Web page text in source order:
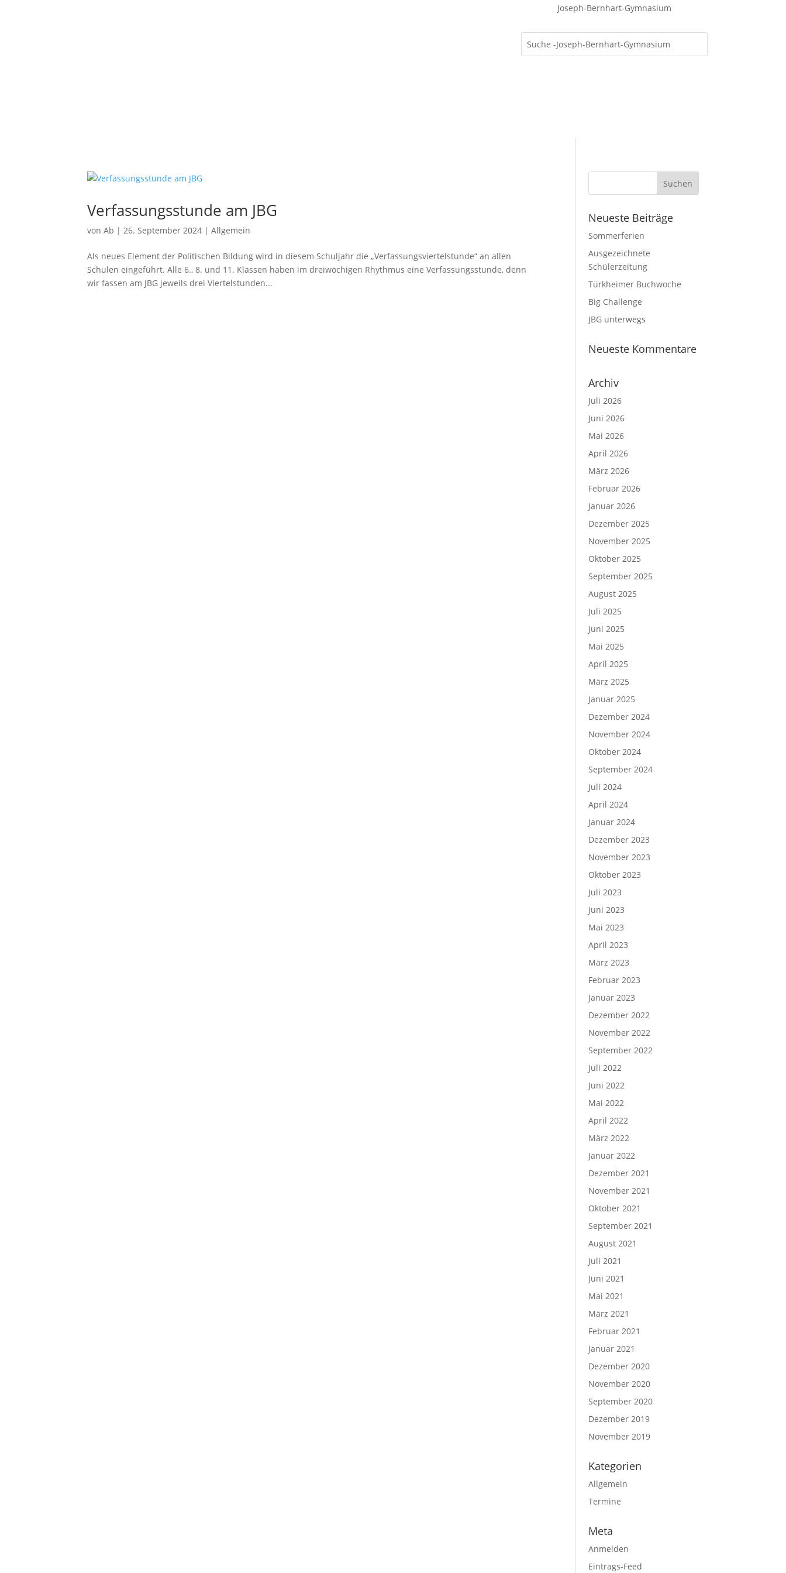
Joseph-Bernhart-Gymnasium
Verfassungsstunde am JBG
vonAb |26. September 2024 |Allgemein
Als neues Element der Politischen Bildung wird in diesem Schuljahr die „Verfassungsviertelstunde“ an allen
Schulen eingeführt. Alle 6., 8. und 11. Klassen haben im dreiwöchigen Rhythmus eine Verfassungsstunde, denn
wir fassen am JBG jeweils drei Viertelstunden...
Neueste Beiträge
Sommerferien
Ausgezeichnete
Schülerzeitung
Türkheimer Buchwoche
Big Challenge
JBG unterwegs
Neueste Kommentare
Archiv
Juli 2026
Juni 2026
Mai 2026
April 2026
März 2026
Februar 2026
Januar 2026
Dezember 2025
November 2025
Oktober 2025
September 2025
August 2025
Juli 2025
Juni 2025
Mai 2025
April 2025
März 2025
Januar 2025
Dezember 2024
November 2024
Oktober 2024
September 2024
Juli 2024
April 2024
Januar 2024
Dezember 2023
November 2023
Oktober 2023
Juli 2023
Juni 2023
Mai 2023
April 2023
März 2023
Februar 2023
Januar 2023
Dezember 2022
November 2022
September 2022
Juli 2022
Juni 2022
Mai 2022
April 2022
März 2022
Januar 2022
Dezember 2021
November 2021
Oktober 2021
September 2021
August 2021
Juli 2021
Juni 2021
Mai 2021
März 2021
Februar 2021
Januar 2021
Dezember 2020
November 2020
September 2020
Dezember 2019
November 2019
Kategorien
Allgemein
Termine
Meta
Anmelden
Eintrags-Feed